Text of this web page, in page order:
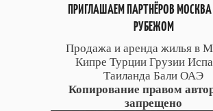
ПРИГЛАШАЕМ ПАРТНЁРОВ
РУБЕЖОМ
Продажа и аренда жилья в
Кипре Турции Грузии
Таиланда Бали ОАЭ
Копирование правом
запрещено